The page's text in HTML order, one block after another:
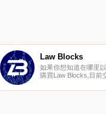
Law Blocks
如果你想知道在哪里
購買Law Blocks,目前
易所是Bitrue和BitMart